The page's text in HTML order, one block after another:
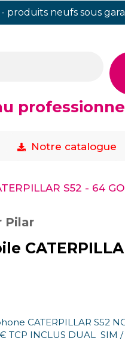
produits neufs sous
Notre catalogue
S52 - 64
Pilar
CATERPILLAR S52
TCP INCLUS DUAL SIM /